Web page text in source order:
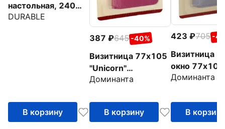
настольная, 240
визиток, акрил,
DURABLE
В корзину
387 645 -40%
Визитница 77х105
"Unicorn"
(IVZ060/berry)
Доминанта
В корзину
423 705 -
Визитница
окно
"Wish"
Доминанта
В корзину